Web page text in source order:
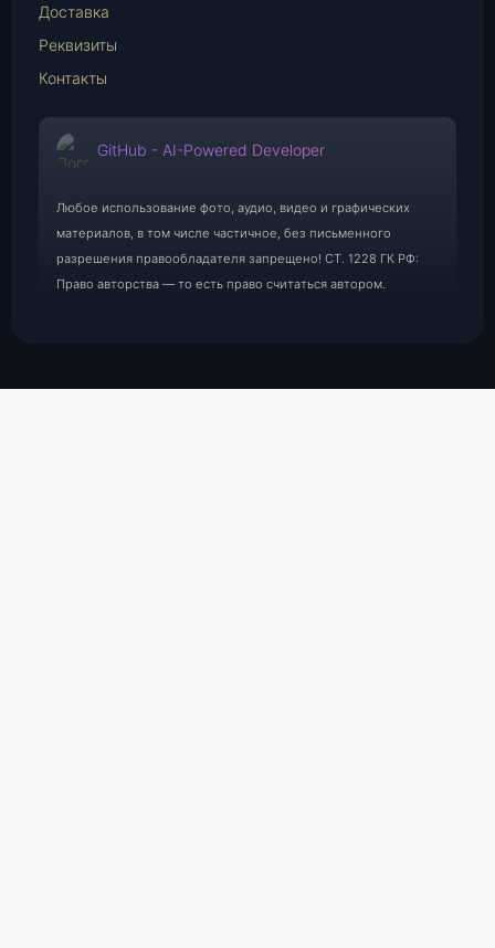
Доставка
Реквизиты
Контакты
GitHub - AI-Powered Developer
Любое использование фото, аудио, видео и графических
материалов, в том числе частичное, без письменного
разрешения правообладателя запрещено! СТ. 1228 ГК РФ:
Право авторства — то есть право считаться автором.